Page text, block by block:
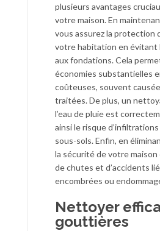
plusieurs avantages
votre maison. En
vous assurez la protection
votre habitation en évitant
aux fondations. Cela
économies substantielles
coûteuses, souvent
traitées. De plus, un
l’eau de pluie est
ainsi le risque
sous-sols. Enfin, en
la sécurité de votre
de chutes et d’accidents
encombrées ou
Nettoyer
gouttières